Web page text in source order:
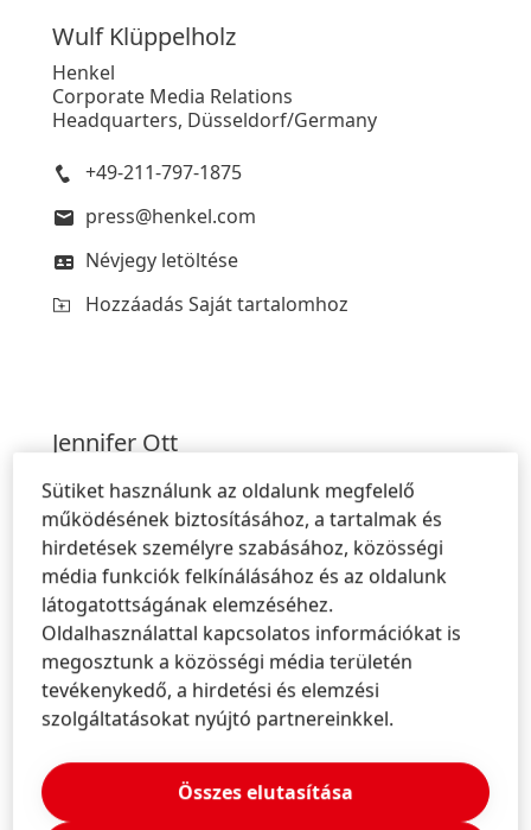
Wulf Klüppelholz
Henkel
Corporate Media Relations
Headquarters, Düsseldorf/Germany
+49-211-797-1875
press@henkel.com
Névjegy letöltése
Hozzáadás Saját tartalomhoz
Jennifer Ott
Henkel
Corporate Media Relations
Headquarters, Düsseldorf/Germany
+49-211-797-2756
press@henkel.com
Névjegy letöltése
Hozzáadás Saját tartalomhoz
Sütiket használunk az oldalunk megfelelő
működésének biztosításához, a tartalmak és
hirdetések személyre szabásához, közösségi
média funkciók felkínálásához és az oldalunk
látogatottságának elemzéséhez.
Oldalhasználattal kapcsolatos információkat is
megosztunk a közösségi média területén
tevékenykedő, a hirdetési és elemzési
szolgáltatásokat nyújtó partnereinkkel.
Összes elutasítása